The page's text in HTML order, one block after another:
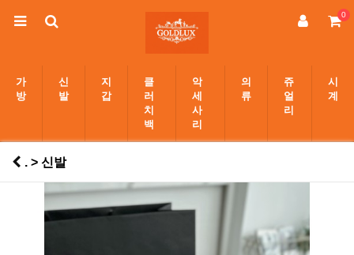
0
가
방
신
발
지
갑
클
러
치
백
악
세
사
리
의
류
쥬
얼
리
시
계
. > 신발